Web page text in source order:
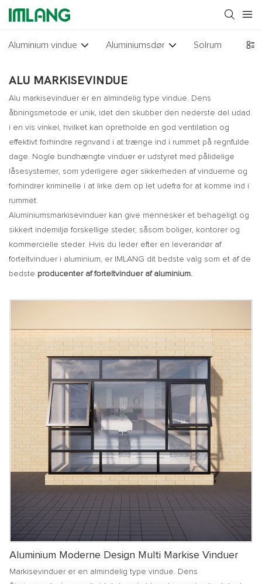
Aluminium vindue Aluminiumsdør Solrum
ALU MARKISEVINDUE
Alu markisevinduer er en almindelig type vindue. Dens
åbningsmetode er unik, idet den skubber den nederste del udad
i en vis vinkel, hvilket kan opretholde en god ventilation og
effektivt forhindre regnvand i at trænge ind i rummet på regnfulde
dage. Nogle bundhængte vinduer er udstyret med pålidelige
låsesystemer, som yderligere øger sikkerheden af ​​vinduerne og
forhindrer kriminelle i at lirke dem op let udefra for at komme ind i
rummet.
Aluminiumsmarkisevinduer kan give mennesker et behageligt og
sikkert indemiljø forskellige steder, såsom boliger, kontorer og
kommercielle steder. Hvis du leder efter en leverandør af
forteltvinduer i aluminium, er IMLANG dit bedste valg som et af de
bedste producenter af forteltvinduer af aluminium.
Aluminium Moderne Design Multi Markise Vinduer
Markisevinduer er en almindelig type vindue. Dens